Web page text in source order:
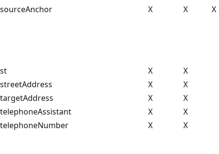
sourceAnchor X X X
st X
X
streetAddress
X
X
targetAddress
X
X
telephoneAssistant
X
X
telephoneNumber
X X